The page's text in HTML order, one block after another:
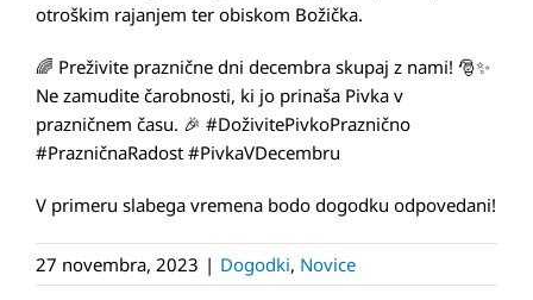
otroškim rajanjem ter obiskom Božička.
🌈 Preživite praznične dni decembra skupaj z nami! 🎅✨
Ne zamudite čarobnosti, ki jo prinaša Pivka v
prazničnem času. 🎉 #DoživitePivkoPraznično
#PrazničnaRadost #PivkaVDecembru
V primeru slabega vremena bodo dogodku odpovedani!
27 novembra, 2023 | Dogodki, Novice